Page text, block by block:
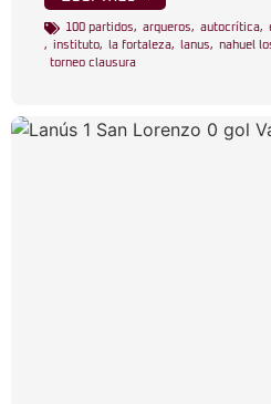
100 partidos, arqueros, autocrítica,
, instituto, la fortaleza, lanus, nahuel
torneo clausura